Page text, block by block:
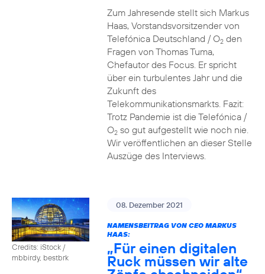
Zum Jahresende stellt sich Markus
Haas, Vorstandsvorsitzender von
Telefónica Deutschland / O2den
Fragen von Thomas Tuma,
Chefautor des Focus. Er spricht
über ein turbulentes Jahr und die
Zukunft des
Telekommunikationsmarkts. Fazit:
Trotz Pandemie ist die Telefónica /
O2so gut aufgestellt wie noch nie.
Wir veröffentlichen an dieser Stelle
Auszüge des Interviews.
Credits: iStock /
mbbirdy, bestbrk
08. Dezember 2021
NAMENSBEITRAG VON CEO MARKUS
HAAS:
„Für einen digitalen
Ruck müssen wir alte